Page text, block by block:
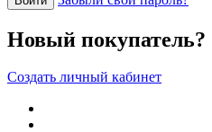
Новый покупатель?
Создать личный кабинет